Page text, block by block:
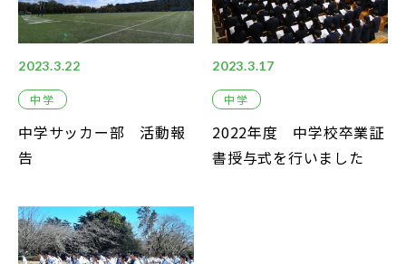
2023.3.22
中学
中学サッカー部 活動報
告
2023.3.17
中学
2022年度 中学校卒業証
書授与式を行いました